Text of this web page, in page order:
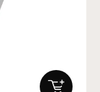
IN DEN